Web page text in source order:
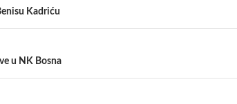
Kadriću
u NK Bosna